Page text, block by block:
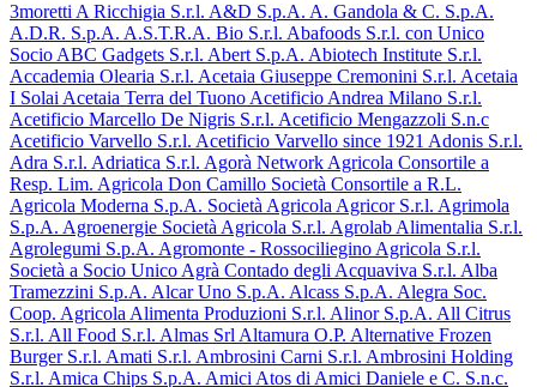
3morettiA Ricchigia S.r.l. A&D S.p.A. A. Gandola & C. S.p.A.
A.D.R. S.p.A. A.S.T.R.A. Bio S.r.l. Abafoods S.r.l. con Unico
SocioABC Gadgets S.r.l. Abert S.p.A. Abiotech Institute S.r.l.
Accademia Olearia S.r.l. Acetaia Giuseppe Cremonini S.r.l. Acetaia
I SolaiAcetaia Terra del TuonoAcetificio Andrea Milano S.r.l.
Acetificio Marcello De Nigris S.r.l. Acetificio Mengazzoli S.n.c
Acetificio Varvello S.r.l. Acetificio Varvello since 1921 Adonis S.r.l.
Adra S.r.l. Adriatica S.r.l. Agorà NetworkAgricola Consortile a
Resp. Lim. Agricola Don Camillo Società Consortile a R.L.
Agricola Moderna S.p.A. Società AgricolaAgricor S.r.l. Agrimola
S.p.A. Agroenergie Società Agricola S.r.l. Agrolab Alimentalia S.r.l.
Agrolegumi S.p.A. Agromonte - Rossociliegino Agricola S.r.l.
Società a Socio UnicoAgrà Contado degli Acquaviva S.r.l. Alba
Tramezzini S.p.A. Alcar Uno S.p.A. Alcass S.p.A. Alegra Soc.
Coop. AgricolaAlimenta Produzioni S.r.l. Alinor S.p.A. All Citrus
S.r.l. All Food S.r.l. Almas SrlAltamura O.P. Alternative Frozen
Burger S.r.l. Amati S.r.l. Ambrosini Carni S.r.l. Ambrosini Holding
S.r.l. Amica Chips S.p.A. Amici Atos di Amici Daniele e C. S.n.c.